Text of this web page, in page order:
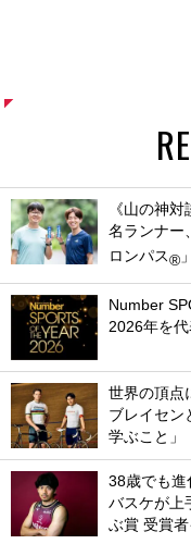
《山の神
名ランナー
ロンパス®
Number
2026年を
世界の頂点
ブレイセン
学ぶこと」
38歳でも進
バスケが上
ぶ賞 受賞者